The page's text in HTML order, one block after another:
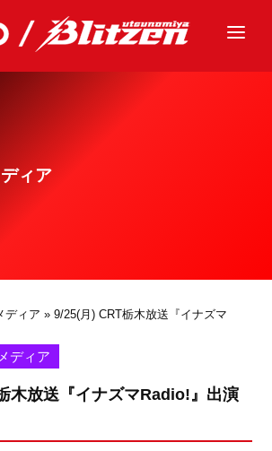
ィア
ディア » 9/25(月) CRT栃木放送『イナズマ
メディア
木放送『イナズマRadio!』出演